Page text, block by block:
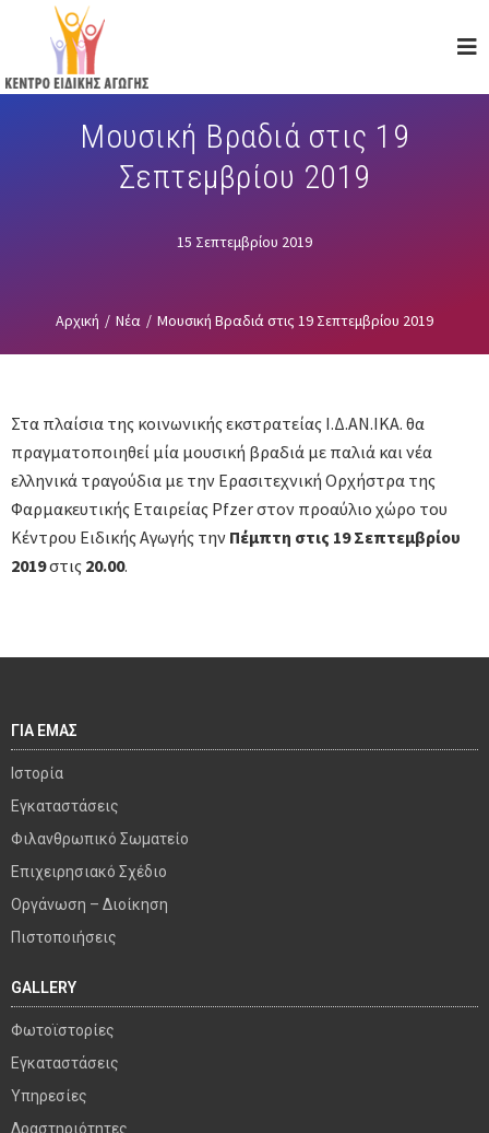
content
Μουσική Βραδιά στις 19
Σεπτεμβρίου 2019
15 Σεπτεμβρίου 2019
Αρχική / Νέα / Μουσική Βραδιά στις 19 Σεπτεμβρίου 2019
Στα πλαίσια της κοινωνικής εκστρατείας Ι.Δ.ΑΝ.ΙΚΑ. θα
πραγματοποιηθεί μία μoυσική βραδιά με παλιά και νέα
ελληνικά τραγούδια με την Ερασιτεχνική Ορχήστρα της
Φαρμακευτικής Εταιρείας Pfzer στον προαύλιο χώρο του
Κέντρου Ειδικής Αγωγής την Πέμπτη στις 19 Σεπτεμβρίου
2019στις 20.00.
ΓΙΑ ΕΜΑΣ
Ιστορία
Εγκαταστάσεις
Φιλανθρωπικό Σωματείο
Επιχειρησιακό Σχέδιο
Οργάνωση – Διοίκηση
Πιστοποιήσεις
GALLERY
Φωτοϊστορίες
Εγκαταστάσεις
Υπηρεσίες
Δραστηριότητες